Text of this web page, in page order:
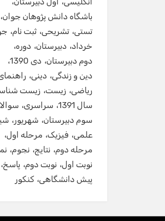
باشگاه دانش پژوهان جوان
تستی تشریحی ثبت نام
خرداد دبیرستان دوره
دوم دبیرستان دی 1390
دین و زندگی دینی
ریاضی زیست زیست
سال 1391
سراسری
سوم دبیرستان شهریور
علمی فیزیک مرحله اول
مرحله دوم نتایج نجوم
نوبت اول نوبت دوم پاسخ
پیش دانشگاهی کنکور